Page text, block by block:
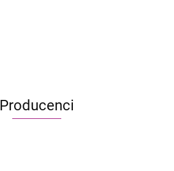
Producenci